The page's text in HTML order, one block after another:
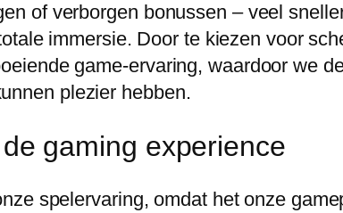
of verborgen bonussen – veel
immersie. Door te kiezen voor
game-ervaring, waardoor we
plezier hebben.
gaming experience
spelervaring, omdat het onze